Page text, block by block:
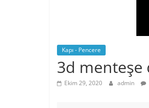
Kapı - Pencere
3d menteşe
Ekim 29, 2020 admin